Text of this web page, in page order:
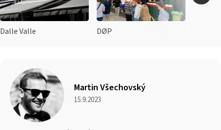
Dalle Valle DØP
Martin Všechovský
15.9.2023